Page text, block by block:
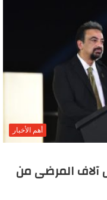
أهم الأخبار
آلاف المرضى من